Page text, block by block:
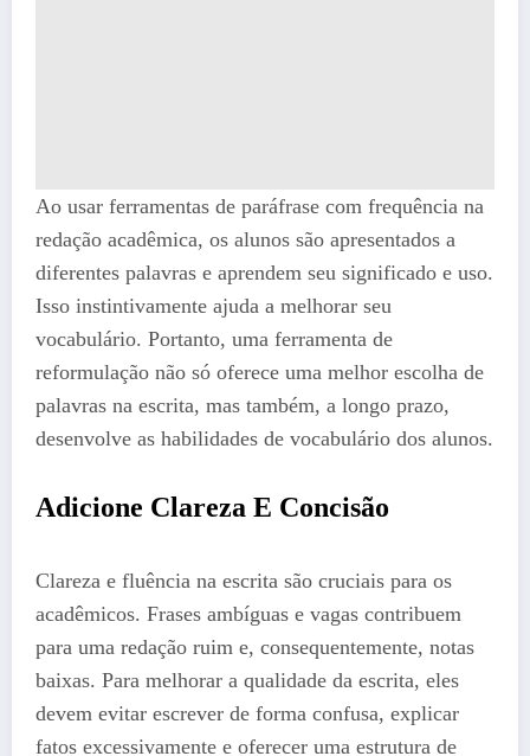
Ao usar ferramentas de paráfrase com frequência na
redação acadêmica, os alunos são apresentados a
diferentes palavras e aprendem seu significado e uso.
Isso instintivamente ajuda a melhorar seu
vocabulário. Portanto, uma ferramenta de
reformulação não só oferece uma melhor escolha de
palavras na escrita, mas também, a longo prazo,
desenvolve as habilidades de vocabulário dos alunos.
Adicione Clareza E Concisão
Clareza e fluência na escrita são cruciais para os
acadêmicos. Frases ambíguas e vagas contribuem
para uma redação ruim e, consequentemente, notas
baixas. Para melhorar a qualidade da escrita, eles
devem evitar escrever de forma confusa, explicar
fatos excessivamente e oferecer uma estrutura de